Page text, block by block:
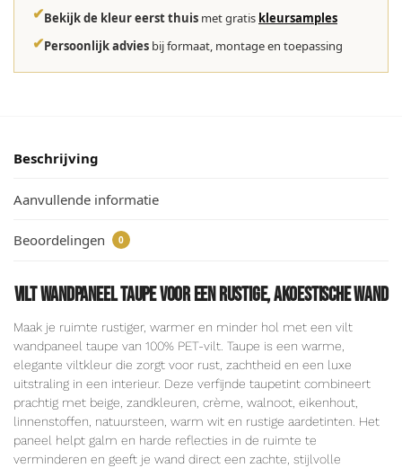
✔Bekijk de kleur eerst thuis met gratis kleursamples
✔Persoonlijk advies bij formaat, montage en toepassing
Beschrijving
Aanvullende informatie
Beoordelingen 0
Vilt wandpaneel taupe voor een rustige, akoestische wand
Maak je ruimte rustiger, warmer en minder hol met een vilt
wandpaneel taupe van 100% PET-vilt. Taupe is een warme,
elegante viltkleur die zorgt voor rust, zachtheid en een luxe
uitstraling in een interieur. Deze verfijnde taupetint combineert
prachtig met beige, zandkleuren, crème, walnoot, eikenhout,
linnenstoffen, natuursteen, warm wit en rustige aardetinten. Het
paneel helpt galm en harde reflecties in de ruimte te
verminderen en geeft je wand direct een zachte, stijlvolle